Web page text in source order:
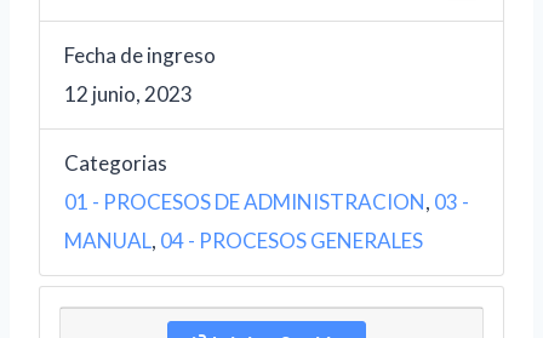
Fecha de ingreso
12 junio, 2023
Categorias
01 - PROCESOS DE ADMINISTRACION, 03 -
MANUAL, 04 - PROCESOS GENERALES